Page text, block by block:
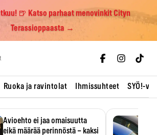
🍺 Katso parhaat menovinkit Cityn
Terassioppaasta →
Ruoka ja ravintolat Ihmissuhteet SYÖ!-
Avioehto ei jaa omaisuutta
eikä määrää perinnöstä – kaksi